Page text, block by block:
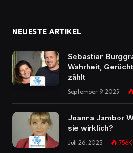
NEUESTE ARTIKEL
Sebastian
Wahrheit,
zählt
September 9, 2025
Joanna Jambor
sie wirklich?
Juli 26, 2025 756K